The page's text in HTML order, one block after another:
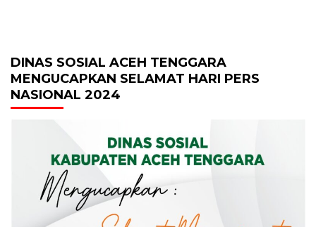
DINAS SOSIAL ACEH TENGGARA
MENGUCAPKAN SELAMAT HARI PERS
NASIONAL 2024